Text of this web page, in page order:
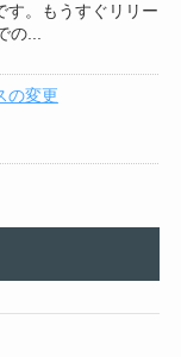
す。もうすぐリリー
の...
の変更